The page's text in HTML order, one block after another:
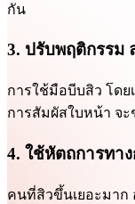
กัน
3. ปรับพฤติกรรม
การใช้มือบีบสิว โดย
การสัมผัสใบหน้า จ
4. ใช้หัตถการทา
คนที่สิวขึ้นเยอะมาก